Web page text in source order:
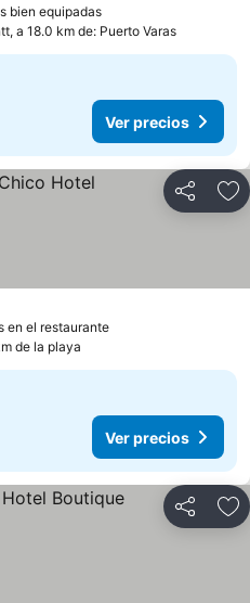
bien equipadasVer precios
a 18.0 km de: Puerto Varas
Ver precios
Compartir
en el restauranteVer precios
de la playa
Ver precios
Compartir